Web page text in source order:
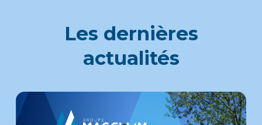
Les dernières
actualités